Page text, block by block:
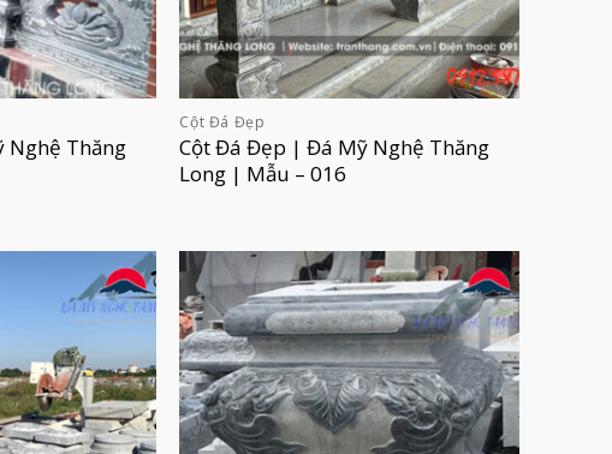
Thăng
Cột Đá Đẹp
Cột Đá Đẹp | Đá Mỹ Nghệ Thăng
Long | Mẫu – 016